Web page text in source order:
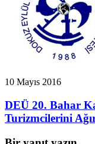
10 Mayıs 2016
DEÜ 20. Bahar
Turizmcilerini